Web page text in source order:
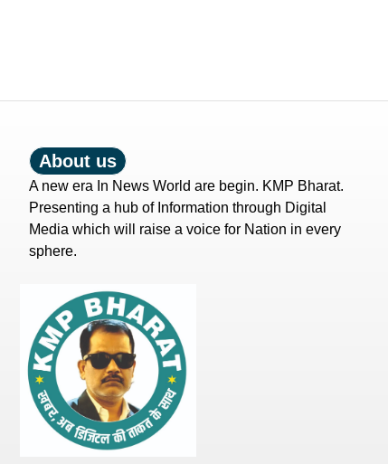
About us
A new era In News World are begin. KMP Bharat.
Presenting a hub of Information through Digital
Media which will raise a voice for Nation in every
sphere.